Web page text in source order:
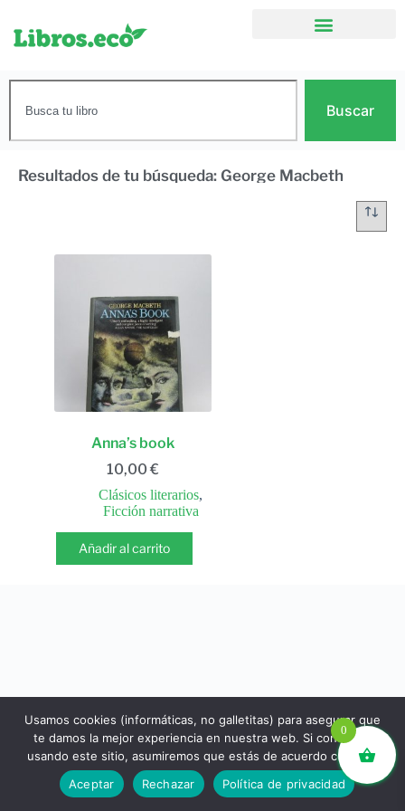
Buscar
Resultados de tu búsqueda: George Macbeth
Anna’s book
10,00 €
Clásicos literarios,
Ficción narrativa
Añadir al carrito
libros.eco © - Desde Barcelona para el mundo 💚 |
Devoluciones y reembolsos|Política de Privacidad
0
Usamos cookies (informáticas, no galletitas) para asegurar que
te damos la mejor experiencia en nuestra web. Si continúas
usando este sitio, asumiremos que estás de acuerdo con ello.
Aceptar
Rechazar Política de privacidad